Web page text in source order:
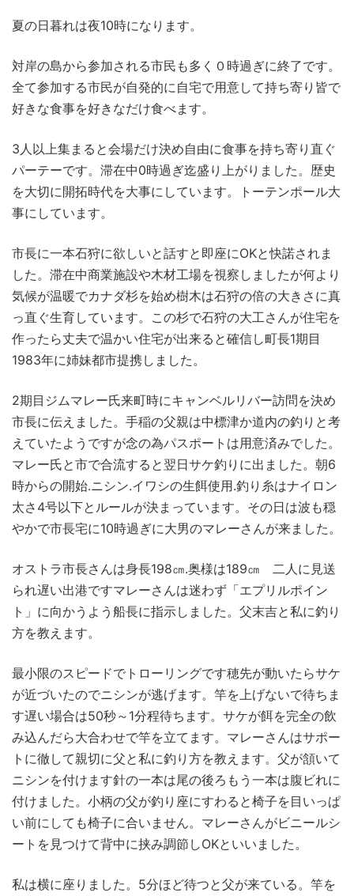
夏の日暮れは夜10時になります。
対岸の島から参加される市民も多く０時過ぎに終了です。
全て参加する市民が自発的に自宅で用意して持ち寄り皆で
好きな食事を好きなだけ食べます。
3人以上集まると会場だけ決め自由に食事を持ち寄り直ぐ
パーテーです。滞在中0時過ぎ迄盛り上がりました。歴史
を大切に開拓時代を大事にしています。トーテンポール大
事にしています。
市長に一本石狩に欲しいと話すと即座にOKと快諾されま
した。滞在中商業施設や木材工場を視察しましたが何より
気候が温暖でカナダ杉を始め樹木は石狩の倍の大きさに真
っ直ぐ生育しています。この杉で石狩の大工さんが住宅を
作ったら丈夫で温かい住宅が出来ると確信し町長1期目
1983年に姉妹都市提携しました。
2期目ジムマレー氏来町時にキャンベルリバー訪問を決め
市長に伝えました。手稲の父親は中標津か道内の釣りと考
えていたようですが念の為パスポートは用意済みでした。
マレー氏と市で合流すると翌日サケ釣りに出ました。朝6
時からの開始.ニシン.イワシの生餌使用.釣り糸はナイロン
太さ4号以下とルールが決まっています。その日は波も穏
やかで市長宅に10時過ぎに大男のマレーさんが来ました。
オストラ市長さんは身長198㎝.奥様は189㎝ 二人に見送
られ遅い出港ですマレーさんは迷わず「エプリルポイン
ト」に向かうよう船長に指示しました。父末吉と私に釣り
方を教えます。
最小限のスピードでトローリングです穂先が動いたらサケ
が近づいたのでニシンが逃げます。竿を上げないで待ちま
す遅い場合は50秒～1分程待ちます。サケが餌を完全の飲
み込んだら大合わせで竿を立てます。マレーさんはサポー
トに徹して親切に父と私に釣り方を教えます。父が頷いて
ニシンを付けます針の一本は尾の後ろもう一本は腹ビれに
付けました。小柄の父が釣り座にすわると椅子を目いっぱ
い前にしても椅子に合いません。マレーさんがビニールシ
ートを見つけて背中に挟み調節しOKといいました。
私は横に座りました。5分ほど待つと父が来ている。竿を